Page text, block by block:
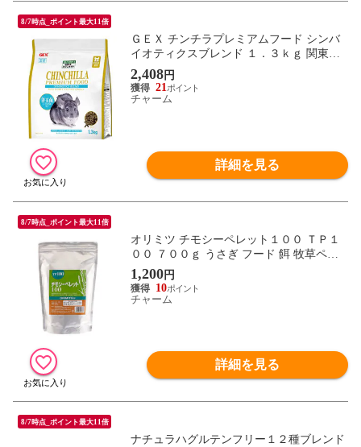
8/7時点_ポイント最大11倍
ＧＥＸ チンチラプレミアムフード シンバ
イオティクスブレンド １．３ｋｇ 関東当
日便
2,408円
21
チャーム
詳細を見る
8/7時点_ポイント最大11倍
オリミツ チモシーペレット１００ ＴＰ１
００ ７００ｇ うさぎ フード 餌 牧草ペレ
ット 関東当日便
1,200円
10
チャーム
詳細を見る
8/7時点_ポイント最大11倍
ナチュラハグルテンフリー１２種ブレンド